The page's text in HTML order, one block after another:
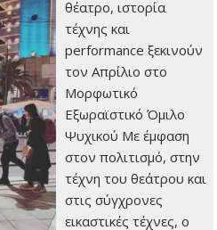
θέατρο, ιστορία
τέχνης και
performance ξεκινούν
τον Απρίλιο στο
Μορφωτικό
Εξωραϊστικό Όμιλο
Ψυχικού Με έμφαση
στον πολιτισμό, στην
τέχνη του θεάτρου και
στις σύγχρονες
εικαστικές τέχνες, ο